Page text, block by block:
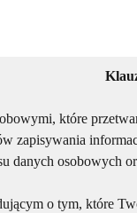
które
zapisywania
danych osobowych
o tym, które